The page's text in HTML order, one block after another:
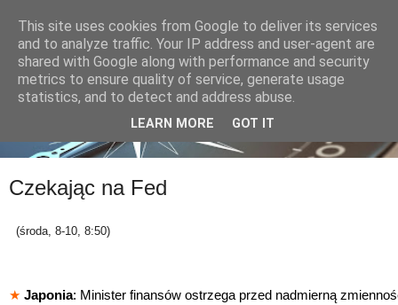
Czekając na Fed
(środa, 8-10, 8:50)
★ Japonia: Minister finansów ostrzega przed nadmierną
This site uses cookies from Google to deliver its services
and to analyze traffic. Your IP address and user-agent are
shared with Google along with performance and security
metrics to ensure quality of service, generate usage
statistics, and to detect and address abuse.
LEARN MORE GOT IT